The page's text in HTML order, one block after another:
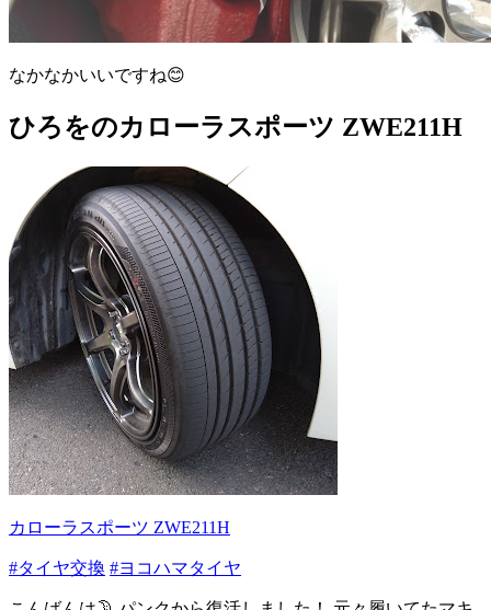
なかなかいいですね😊
ひろをのカローラスポーツ ZWE211H
カローラスポーツ ZWE211H
#タイヤ交換 #ヨコハマタイヤ